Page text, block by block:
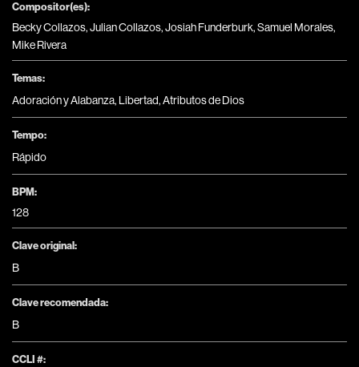
Compositor(es):
Becky Collazos, Julian Collazos, Josiah Funderburk, Samuel Morales,
Mike Rivera
Temas:
Adoración y Alabanza, Libertad,Atributos de Dios
Tempo:
Rápido
BPM:
128
Clave original:
B
Clave recomendada:
B
CCLI #: